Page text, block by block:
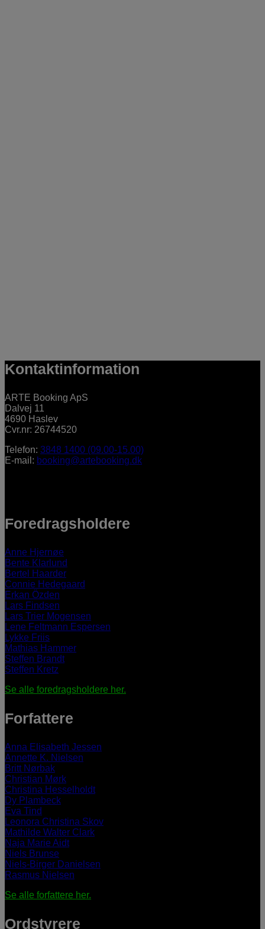
Kontaktinformation
ARTE Booking ApS
Dalvej 11
4690 Haslev
Cvr.nr: 26744520
Telefon: 3848 1400 (09.00-15.00)
E-mail: booking@artebooking.dk
Foredragsholdere
Anne Hjernøe
Bente Klarlund
Bertel Haarder
Connie Hedegaard
Erkan Özden
Lars Findsen
Lars Trier Mogensen
Lene Feltmann Espersen
Lykke Friis
Mathias Hammer
Steffen Brandt
Steffen Kretz
Se alle foredragsholdere her.
Forfattere
Anna Elisabeth Jessen
Annette K. Nielsen
Britt Nørbak
Christian Mørk
Christina Hesselholdt
Dy Plambeck
Eva Tind
Leonora Christina Skov
Mathilde Walter Clark
Naja Marie Aidt
Niels Brunse
Niels-Birger Danielsen
Rasmus Nielsen
Se alle forfattere her.
Ordstyrere